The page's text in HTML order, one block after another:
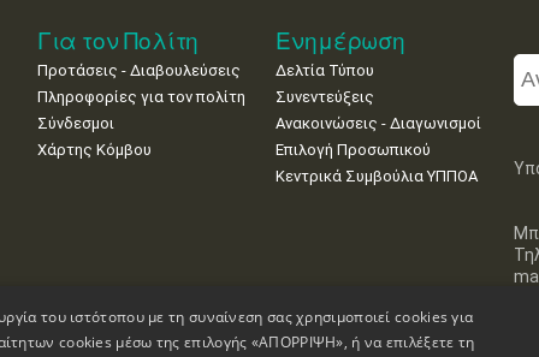
Για τον Πολίτη
Προτάσεις - Διαβουλεύσεις
Πληροφορίες για τον πολίτη
Σύνδεσμοι
Χάρτης Κόμβου
Ενημέρωση
Δελτία Τύπου
Συνεντεύξεις
Ανακοινώσεις - Διαγωνισμοί
Επιλογή Προσωπικού
Κεντρικά Συμβούλια ΥΠΠΟΑ
του ιστότοπου με τη συναίνεση σας χρησιμοποιεί cookies για
cookies μέσω της επιλογής «ΑΠΟΡΡΙΨΗ», ή να επιλέξετε τη